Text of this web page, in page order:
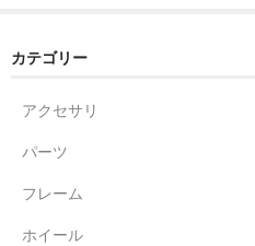
カテゴリー
アクセサリ
パーツ
フレーム
ホイール